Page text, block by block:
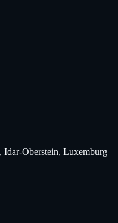
Oberstein, Luxemburg